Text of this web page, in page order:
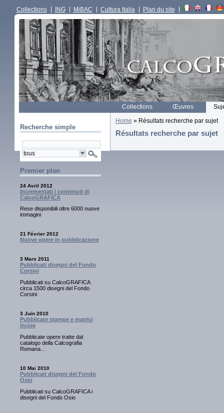
Collections ING MiBAC Cultura Italia Plan du site
Collections Œuvres
Recherche simple
Premier plan
24 Avril 2012
Incrementati i contenuti di
CalcoGRAFICA
Rese disponibili oltre 6000 nuove
immagini
21 Février 2012
Nuove opere in pubblicazione
3 Mars 2011
Pubblicati disegni del Fondo
Corsini
Pubblicati su CalcoGRAFICA
circa 1500 disegni del Fondo
Corsini
3 Juin 2010
Pubblicate stampe e matrici
incise
Pubblicate opere tratte dal
catalogo della Calcografia
Romana...
10 Mai 2010
Pubblicati disegni del Fondo
Osio
Pubblicati su CalcoGRAFICA i
disegni del Fondo Osio
Home » Résultats recherche par sujet
Résultats recherche par sujet